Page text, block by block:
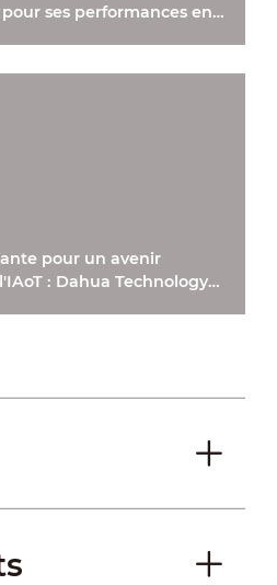
ses performances en
pour un avenir